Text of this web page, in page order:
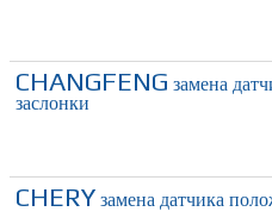
CHANGFENG замена
заслонки
CHERY замена датчика